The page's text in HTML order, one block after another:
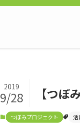
【つ
2019
9/28
つぼみプロジェクト 活